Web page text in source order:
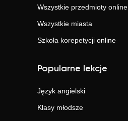
Wszystkie przedmioty online
Wszystkie miasta
Szkoła korepetycji online
Popularne lekcje
Język angielski
Klasy młodsze